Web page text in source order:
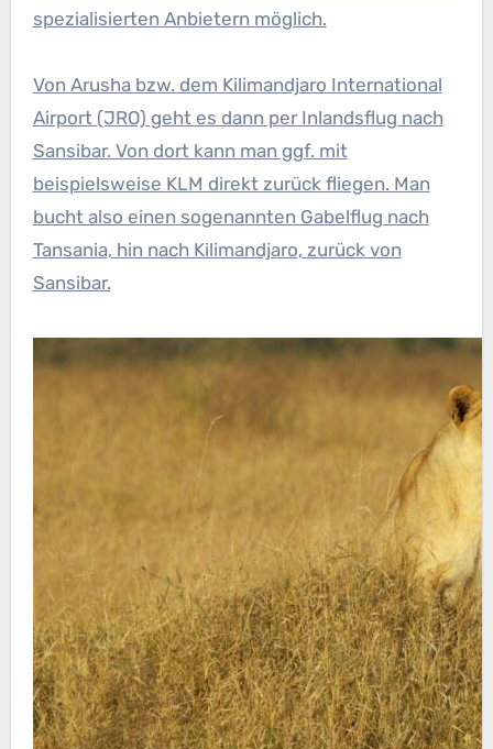
spezialisierten Anbietern möglich.
Von Arusha bzw. dem Kilimandjaro International
Airport (JRO) geht es dann per Inlandsflug nach
Sansibar. Von dort kann man ggf. mit
beispielsweise KLM direkt zurück fliegen. Man
bucht also einen sogenannten Gabelflug nach
Tansania, hin nach Kilimandjaro, zurück von
Sansibar.